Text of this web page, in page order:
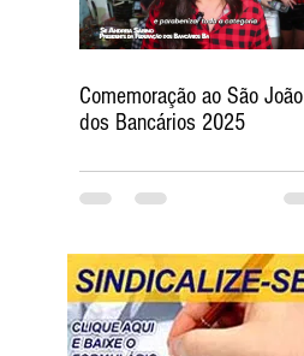
Comemoração ao São João
dos Bancários 2025